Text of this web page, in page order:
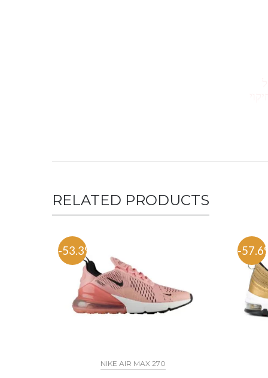
RELATED PRODUCTS
-53.3%
NIKE AIR MAX 270
-57.6%